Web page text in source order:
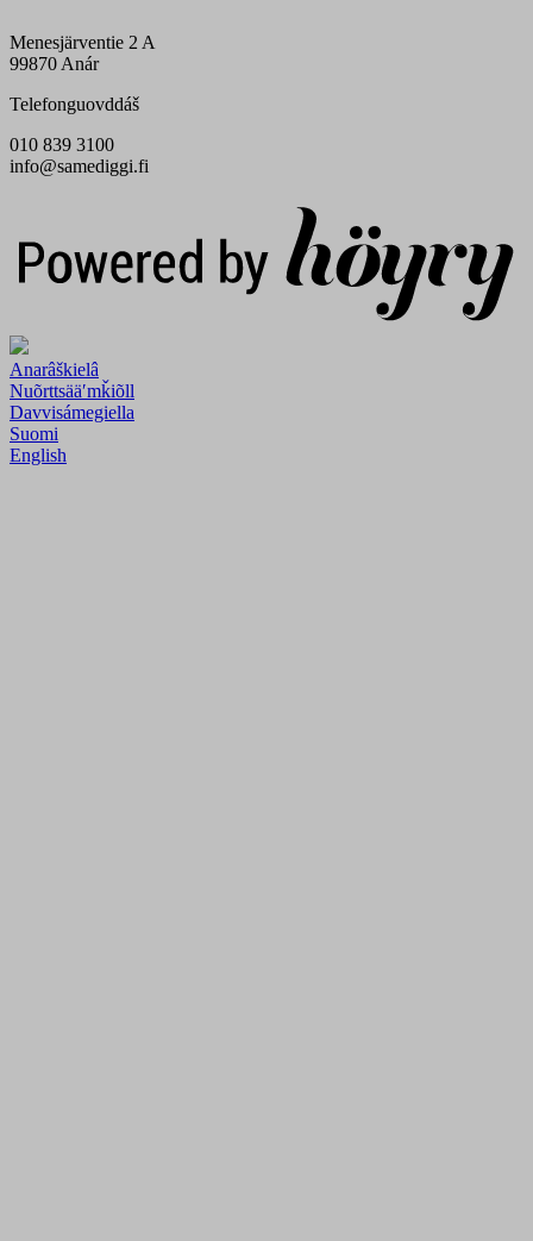
Menesjärventie 2 A
99870 Anár
Telefonguovddáš
010 839 3100
info@samediggi.fi
Anarâškielâ
Nuõrttsääʹmǩiõll
Davvisámegiella
Suomi
English